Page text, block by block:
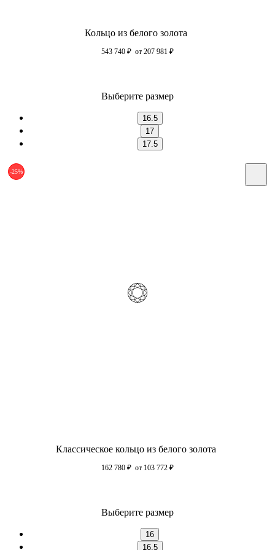
Кольцо из белого золота
543 740 ₽ от 207 981 ₽
Выберите размер
16.5
17
17.5
-25%
Классическое кольцо из белого золота
162 780 ₽ от 103 772 ₽
Выберите размер
16
16.5